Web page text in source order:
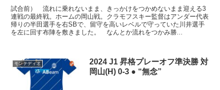
試合前） 流れに乗れないまま、きっかけをつかめないまま迎える3
連戦の最終戦。ホームの岡山戦。クラモフスキー監督はアンダー代表
帰りの半田選手を右SBで、留守を高いレベルで守っていた川井選手
を左に回す布陣を敷きました。 なんとか流れをつかみ勝...
モンテディオ
2024 J1 昇格プレーオフ準決勝 対
岡山(H) 0-3 ● “無念”